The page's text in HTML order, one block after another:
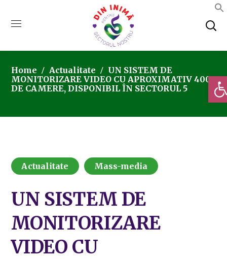
Home Actualitate
UN SISTEM DE
MONITORIZARE VIDEO CU APROXIMATIV 400
DE CAMERE, DISPONIBIL ÎN SECTORUL 5
Actualitate Mass-media
UN SISTEM DE
MONITORIZARE
VIDEO CU